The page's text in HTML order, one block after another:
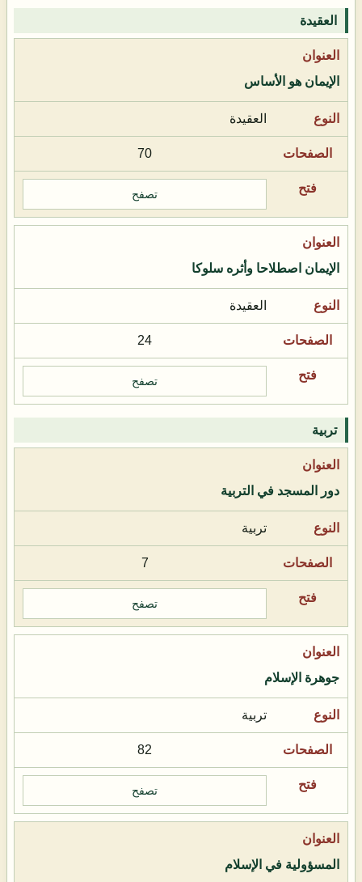
العقيدة
الإيمان هو الأساس
العقيدة
70
تصفح
الإيمان اصطلاحا وأثره سلوكا
العقيدة
24
تصفح
تربية
دور المسجد في التربية
تربية
7
تصفح
جوهرة الإسلام
تربية
82
تصفح
المسؤولية في الإسلام